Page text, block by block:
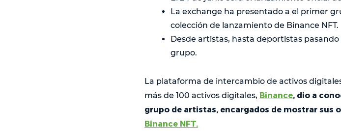
La exchange ha presentado a el primer
colección de lanzamiento de Binance NFT.
Desde artistas, hasta deportistas
grupo.
La plataforma de intercambio de activos
más de 100 activos digitales, Binance, dio a
grupo de artistas, encargados de mostrar sus
Binance NFT.